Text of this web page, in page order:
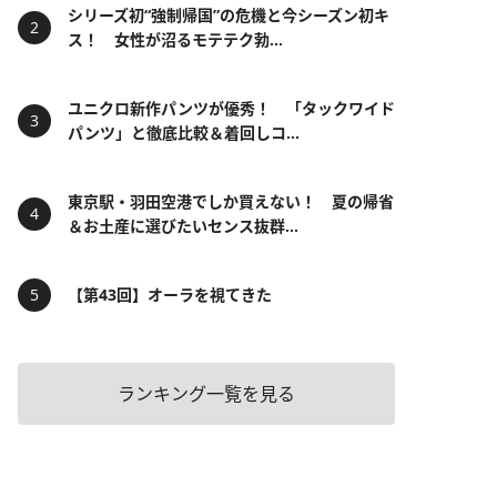
シリーズ初“強制帰国”の危機と今シーズン初キ
ス！ 女性が沼るモテテク勃...
ユニクロ新作パンツが優秀！ 「タックワイド
パンツ」と徹底比較＆着回しコ...
東京駅・羽田空港でしか買えない！ 夏の帰省
＆お土産に選びたいセンス抜群...
【第43回】オーラを視てきた
ランキング一覧を見る